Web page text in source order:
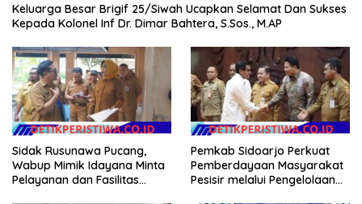
Keluarga Besar Brigif 25/Siwah Ucapkan Selamat Dan Sukses
Kepada Kolonel Inf Dr. Dimar Bahtera, S.Sos., M.AP
Sidak Rusunawa Pucang,
Wabup Mimik Idayana Minta
Pelayanan dan Fasilitas
Pemkab Sidoarjo Perkuat
Pemberdayaan Masyarakat
Pesisir melalui Pengelolaan